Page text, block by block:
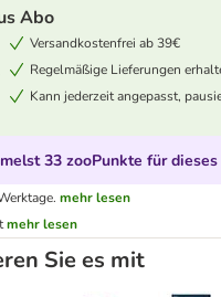
Abo
Versandkostenfrei ab 39€
Regelmäßige Lieferungen
Kann jederzeit angepasst,
33 zooPunkte für
mehr lesen
mehr lesen
Sie es mit